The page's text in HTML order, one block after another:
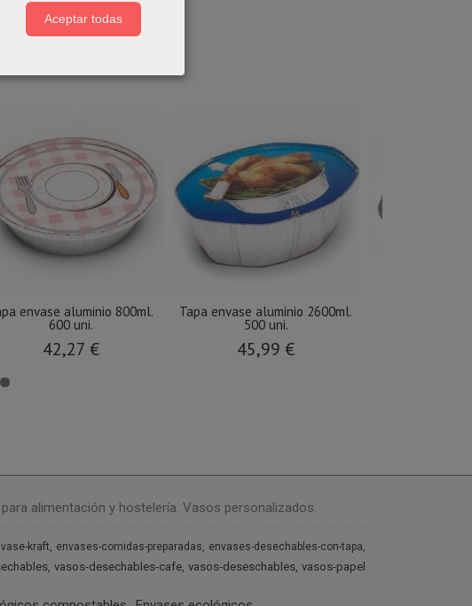
envase aluminio 800ml.
600 uni.
42,27 €
Tapa envase aluminio 2600ml.
500 uni.
45,99 €
alimentación y hostelería. Vasos personalizados.
kraft envases-comidas-preparadas
envases-desechables-con-tapa
vasos-desechables-cafe vasos-deseschables vasos-papel
Aceptar todas